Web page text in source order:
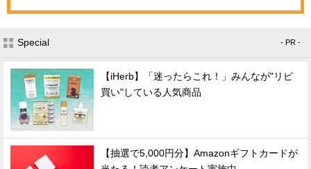
Special - PR -
【iHerb】「迷ったらこれ！」みんなが"リピ
買い"している人気商品
【抽選で5,000円分】Amazonギフトカードが